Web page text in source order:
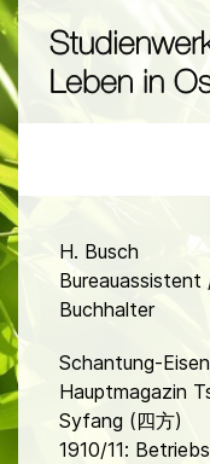
H. Busch
Buchhalter
Schantung-
Hauptmagazin
Syfang (四方)
1910/11: